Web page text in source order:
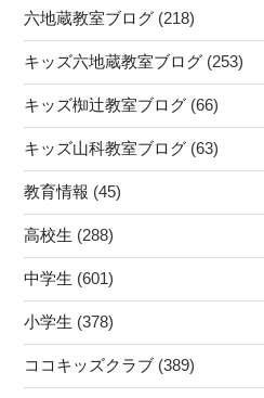
勧
修
中・
醍
醐
中・
栗
陵
中】”
の
六地蔵教室ブログ (218)
キッズ六地蔵教室ブログ (253)
キッズ椥辻教室ブログ (66)
キッズ山科教室ブログ (63)
教育情報 (45)
高校生 (288)
中学生 (601)
小学生 (378)
ココキッズクラブ (389)